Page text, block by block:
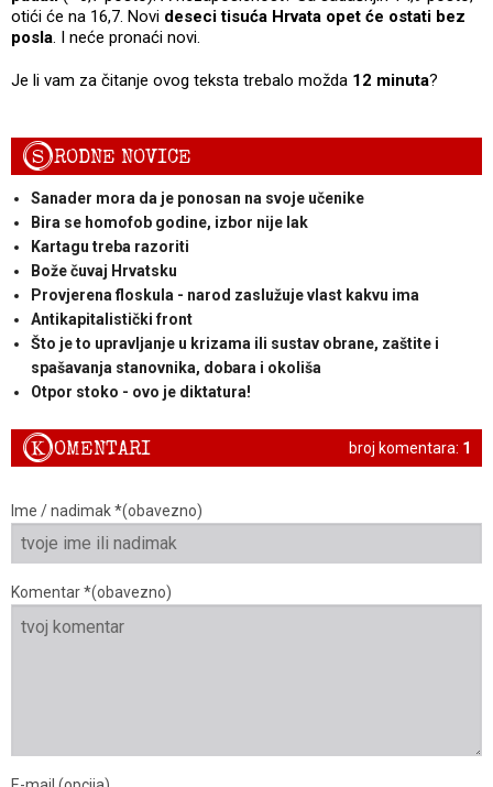
otići će na 16,7. Novi deseci tisuća Hrvata opet će ostati bez
posla. I neće pronaći novi.
Je li vam za čitanje ovog teksta trebalo možda 12 minuta?
SRODNE NOVICE
Sanader mora da je ponosan na svoje učenike
Bira se homofob godine, izbor nije lak
Kartagu treba razoriti
Bože čuvaj Hrvatsku
Provjerena floskula - narod zaslužuje vlast kakvu ima
Antikapitalistički front
Što je to upravljanje u krizama ili sustav obrane, zaštite i
spašavanja stanovnika, dobara i okoliša
Otpor stoko - ovo je diktatura!
broj komentara: 1
KOMENTARI
Ime / nadimak *(obavezno)
Komentar *(obavezno)